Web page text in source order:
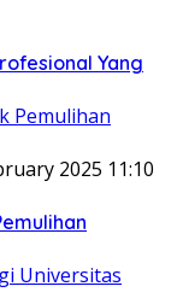
Yang
2025 11:10